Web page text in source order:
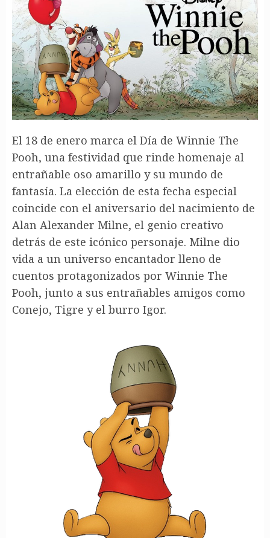
El 18 de enero marca el Día de Winnie The
Pooh, una festividad que rinde homenaje al
entrañable oso amarillo y su mundo de
fantasía. La elección de esta fecha especial
coincide con el aniversario del nacimiento de
Alan Alexander Milne, el genio creativo
detrás de este icónico personaje. Milne dio
vida a un universo encantador lleno de
cuentos protagonizados por Winnie The
Pooh, junto a sus entrañables amigos como
Conejo, Tigre y el burro Igor.